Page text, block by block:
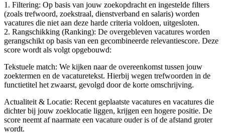
1. Filtering: Op basis van jouw zoekopdracht en ingestelde filters
(zoals trefwoord, zoekstraal, dienstverband en salaris) worden
vacatures die niet aan deze harde criteria voldoen, uitgesloten.
2. Rangschikking (Ranking): De overgebleven vacatures worden
gerangschikt op basis van een gecombineerde relevantiescore. Deze
score wordt als volgt opgebouwd:
Tekstuele match: We kijken naar de overeenkomst tussen jouw
zoektermen en de vacaturetekst. Hierbij wegen trefwoorden in de
functietitel het zwaarst, gevolgd door de korte omschrijving.
Actualiteit & Locatie: Recent geplaatste vacatures en vacatures die
dichter bij jouw zoeklocatie liggen, krijgen een hogere positie. De
score neemt af naarmate een vacature ouder is of de afstand groter
wordt.